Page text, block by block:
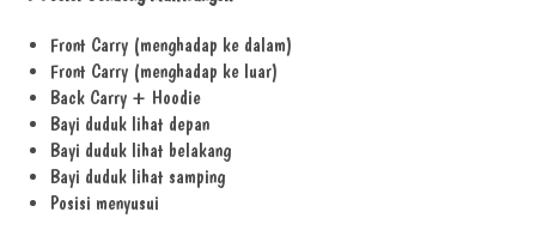
Front Carry (menghadap ke dalam)
Front Carry (menghadap ke luar)
Back Carry + Hoodie
Bayi duduk lihat depan
Bayi duduk lihat belakang
Bayi duduk lihat samping
Posisi menyusui